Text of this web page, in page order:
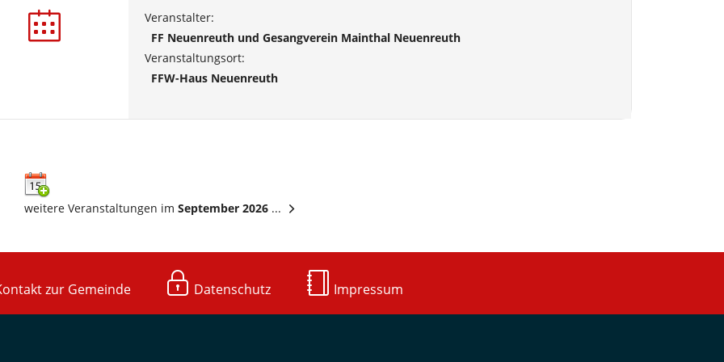
Veranstalter:
FF Neuenreuth und Gesangverein Mainthal Neuenreuth
Veranstaltungsort:
FFW-Haus Neuenreuth
weitere Veranstaltungen im September 2026 ...
zur Gemeinde Datenschutz Impressum